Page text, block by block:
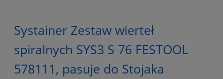
Systainer Zestaw wierteł
spiralnych SYS3 S 76 FESTOOL
578111, pasuje do Stojaka